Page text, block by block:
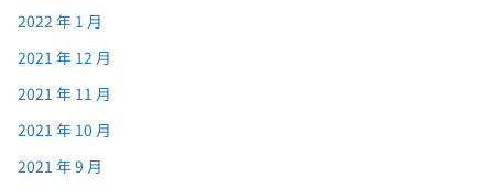
2022 年 1 月
2021 年 12 月
2021 年 11 月
2021 年 10 月
2021 年 9 月